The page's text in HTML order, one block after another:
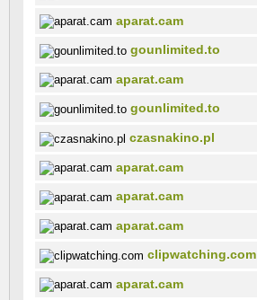
aparat.cam
gounlimited.to
aparat.cam
gounlimited.to
czasnakino.pl
aparat.cam
aparat.cam
aparat.cam
clipwatching.com
aparat.cam